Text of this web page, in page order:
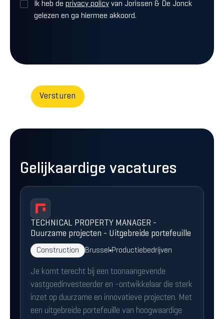
Ik heb de privacy policy van Jorissen & De Jonck
gelezen en ga hiermee akkoord.
Gelijkaardige vacatures
TECHNICAL PROPERTY MANAGER -
Duurzame projecten - Uitgebreide portefeuille
Construction Brussel Productiebedrijven
Je komt terecht bij een toonaangevende
vastgoedinvesteerder en -ontwikkelaar die sterk
inzet op duurzame en innovatieve projecten. Met
een uitgebreide portefeuille van hoogwaardige